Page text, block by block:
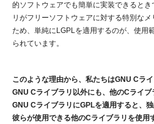
的ソフトウェアでも簡単に実装できると
リがフリーソフトウェアに対する特別な
ため、単純にLGPLを適用するのが、使用
られています。
このような理由から、私たちはGNU Cラ
GNU Cライブラリ以外にも、他のCライブ
GNU CライブラリにGPLを適用すると、
彼らが使用できる他のCライブラリを使用